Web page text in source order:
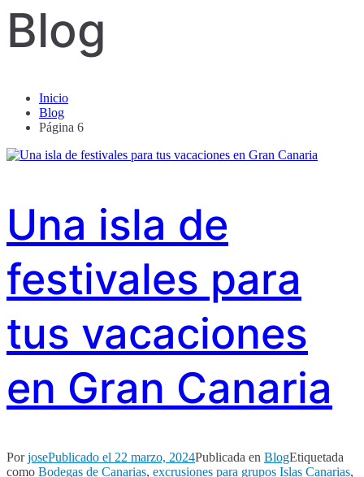
Blog
Inicio
Blog
Página 6
Una isla de
festivales para
tus vacaciones
en Gran Canaria
PorjosePublicado el 22 marzo, 2024Publicada en BlogEtiquetada
como Bodegas de Canarias, excrusiones para grupos Islas Canarias,